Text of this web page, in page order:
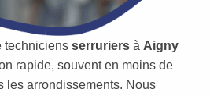
techniciens serruriers à Aigny
rapide, souvent en moins de
les arrondissements. Nous